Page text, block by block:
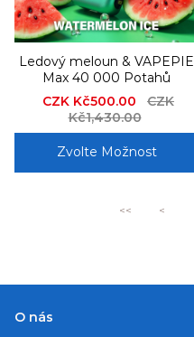
Ledový meloun & VAPEPIE
Max 40 000 Potahů
Sale
price
CZK Kč500.00
Regular
CZK
Kč1,430.00
Zvolte Možnost
<< <
O nás